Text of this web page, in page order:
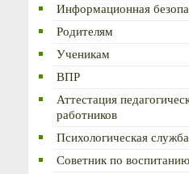
Информационная
Родителям
Ученикам
ВПР
Аттестация
работников
Психологическая служба
Советник по воспитанию